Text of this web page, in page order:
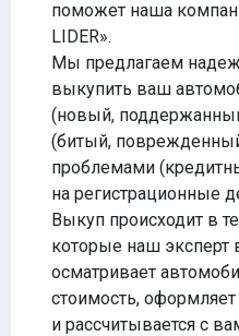
поможет наша
LIDER».
Мы предлагаем
выкупить ваш
(новый,
(битый,
проблемами
на регистрационные
Выкуп происходит в
которые наш эксперт
осматривает
стоимость,
и рассчитывается с